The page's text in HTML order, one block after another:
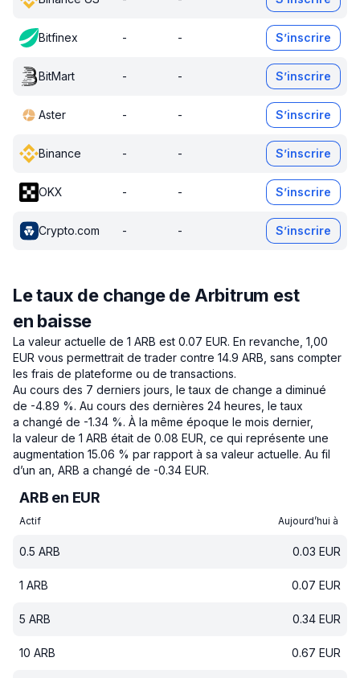
Bitfinex - - S’inscrire
BitMart - - S’inscrire
Aster - - S’inscrire
Binance - - S’inscrire
OKX - - S’inscrire
Crypto.com - - S’inscrire
Le taux de change de Arbitrum est
en baisse
La valeur actuelle de 1 ARB est 0.07 EUR. En revanche, 1,00
EUR vous permettrait de trader contre 14.9 ARB, sans compter
les frais de plateforme ou de transactions.
Au cours des 7 derniers jours, le taux de change a diminué
de -4.89 %. Au cours des dernières 24 heures, le taux
a changé de -1.34 %. À la même époque le mois dernier,
la valeur de 1 ARB était de 0.08 EUR, ce qui représente une
augmentation 15.06 % par rapport à sa valeur actuelle. Au fil
d’un an, ARB a changé de -0.34 EUR.
ARB en EUR
Actif Aujourd’hui à
0.5 ARB 0.03 EUR
1 ARB 0.07 EUR
5 ARB 0.34 EUR
10 ARB 0.67 EUR